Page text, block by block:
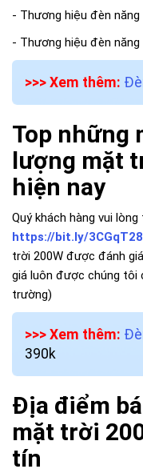
- Thương hiệu đèn
- Thương hiệu đèn
>>> Xem thêm:
Top những
lượng mặt
hiện nay
Quý khách hàng vui
https://bit.ly/3CGqT28
trời 200W được đánh
giá luôn được chúng tôi
trường)
>>> Xem thêm:
390k
Địa điểm
mặt trời
tín